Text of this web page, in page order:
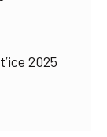
2025